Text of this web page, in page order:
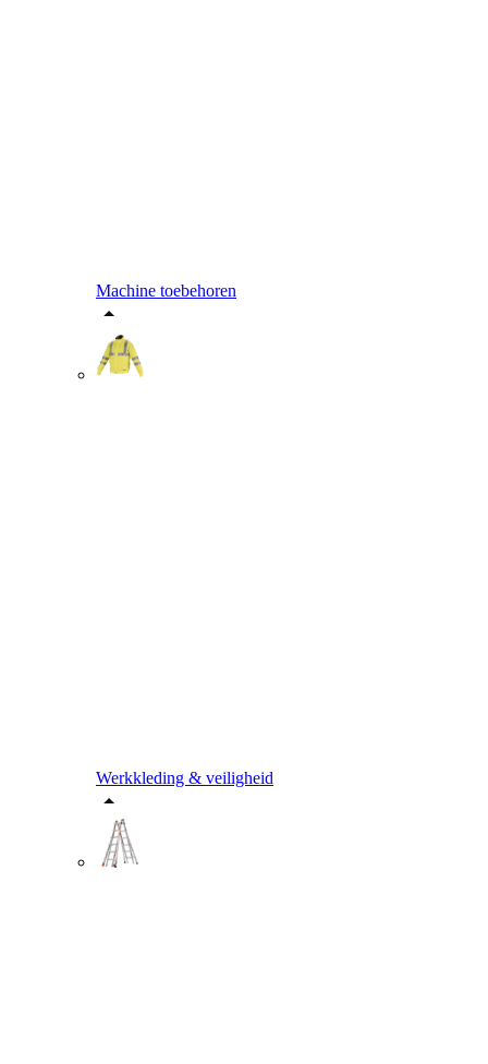
Machine toebehoren
Werkkleding & veiligheid